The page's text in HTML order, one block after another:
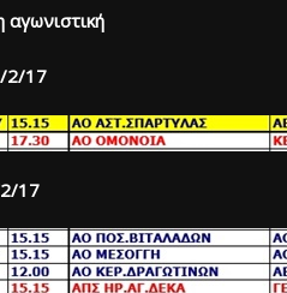
2/17
17